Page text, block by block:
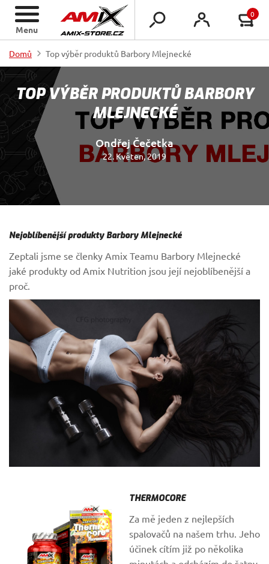
Menu
0
Domů Top výběr produktů Barbory Mlejnecké
TOP VÝBĚR PRODUKTŮ BARBORY
MLEJNECKÉ
Ondřej Čečetka
22. Květen, 2019
Nejoblíbenější produkty Barbory Mlejnecké
Zeptali jsme se členky Amix Teamu Barbory Mlejnecké
jaké produkty od Amix Nutrition jsou její nejoblíbenější a
proč.
THERMOCORE
Za mě jeden z nejlepších
spalovačů na našem trhu. Jeho
účinek cítím již po několika